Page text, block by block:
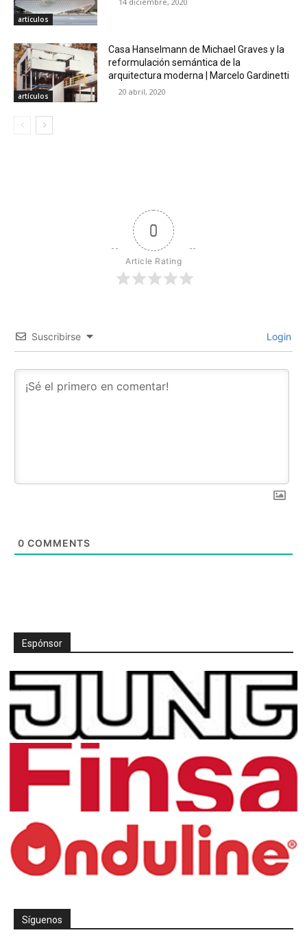
artículos
artículos
Casa Hanselmann de Michael Graves y la
reformulación semántica de la
arquitectura moderna | Marcelo Gardinetti
20 abril, 2020
0
Article Rating
Suscribirse Login
0 COMMENTS
Espónsor
Síguenos